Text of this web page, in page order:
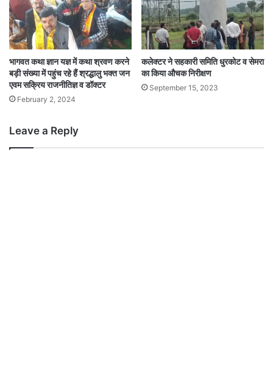
भागवत कथा ज्ञान यज्ञ में कथा श्रवण करने
बड़ी संख्या में पहुंच रहे हैं श्रद्धालु भक्त जन
एवम सक्रिय राजनीतिज्ञ व डॉक्टर
February 2, 2024
कलेक्टर ने सहकारी समिति धुरकोट व सेमरा
का किया औचक निरीक्षण
September 15, 2023
Leave a Reply